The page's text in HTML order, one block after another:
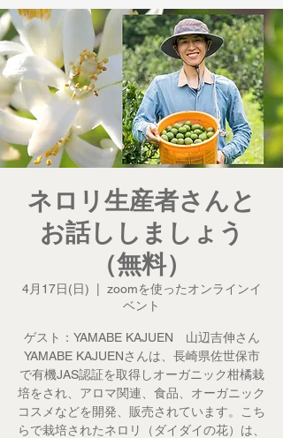
ネロリ生産者さんと
お話ししましょう
（無料）
4月17日(日)
zoomを使ったオンラインイ
ベント
ゲスト：YAMABE KAJUEN 山辺吉伸さん
YAMABE KAJUENさんは、長崎県佐世保市
で有機JAS認証を取得しオーガニック柑橘栽
培をされ、アロマ関連、食品、オーガニック
コスメなどを開発、販売されています。こち
らで栽培されたネロリ（ダイダイの花）は、